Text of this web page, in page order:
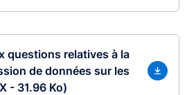
questions relatives à la
de données sur les
- 31.96 Ko)